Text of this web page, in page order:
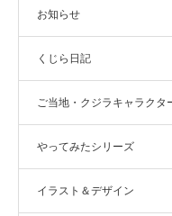
お知らせ
くじら日記
ご当地・クジラキャラクタ
やってみたシリーズ
イラスト＆デザイン